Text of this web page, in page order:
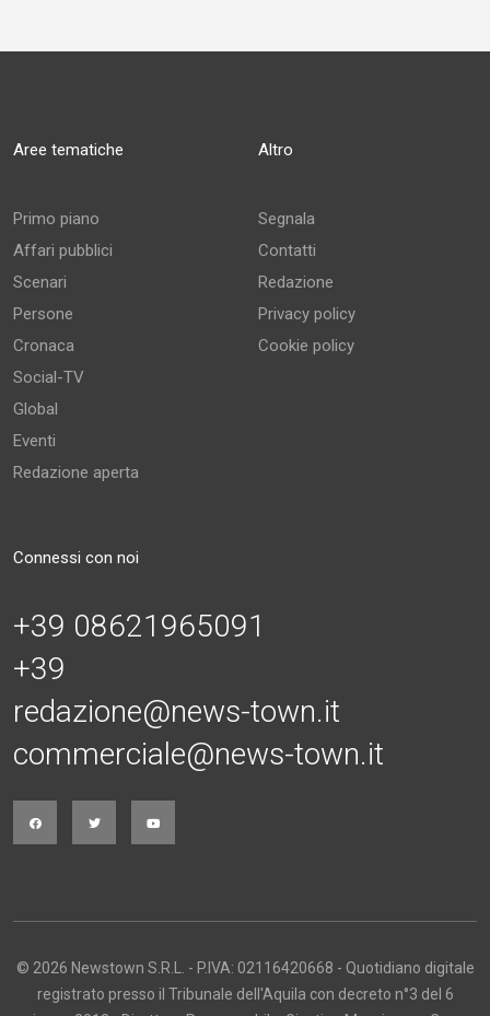
Aree tematiche
Primo piano
Affari pubblici
Scenari
Persone
Cronaca
Social-TV
Global
Eventi
Redazione aperta
Altro
Segnala
Contatti
Redazione
Privacy policy
Cookie policy
Connessi con noi
+39 08621965091
+39
redazione@news-town.it
commerciale@news-town.it
© 2026 Newstown S.R.L. - P.IVA: 02116420668 - Quotidiano digitale
registrato presso il Tribunale dell'Aquila con decreto n°3 del 6